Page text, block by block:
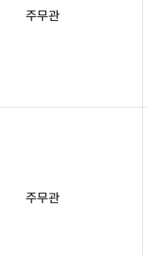
주무관
주무관